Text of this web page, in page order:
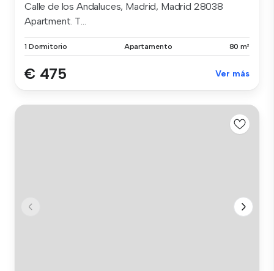
Calle de los Andaluces, Madrid, Madrid 28038
Apartment. T...
1 Dormitorio Apartamento 80 m²
€ 475 Ver más